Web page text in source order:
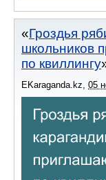
Гроздья
школьников
по квиллингу
EKaraganda.kz 05